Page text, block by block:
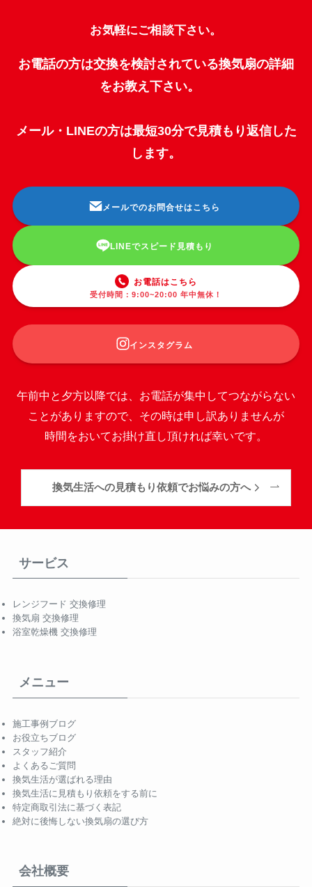
お気軽にご相談下さい。
お電話の方は交換を検討されている換気扇の詳細
をお教え下さい。
メール・LINEの方は最短30分で見積もり返信した
します。
メールでのお問合せはこちら
LINEでスピード見積もり
お電話はこちら
受付時間：9:00~20:00 年中無休！
インスタグラム
午前中と夕方以降では、お電話が集中してつながらない
ことがありますので、その時は申し訳ありませんが
時間をおいてお掛け直し頂ければ幸いです。
換気生活への見積もり依頼でお悩みの方へ
サービス
レンジフード 交換修理
換気扇 交換修理
浴室乾燥機 交換修理
メニュー
施工事例ブログ
お役立ちブログ
スタッフ紹介
よくあるご質問
換気生活が選ばれる理由
換気生活に見積もり依頼をする前に
特定商取引法に基づく表記
絶対に後悔しない換気扇の選び方
会社概要